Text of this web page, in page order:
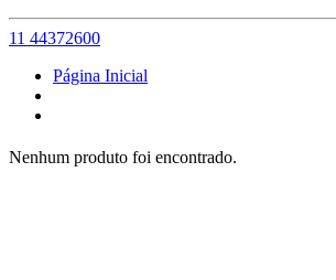
11 44372600
Página Inicial
Nenhum produto foi encontrado.